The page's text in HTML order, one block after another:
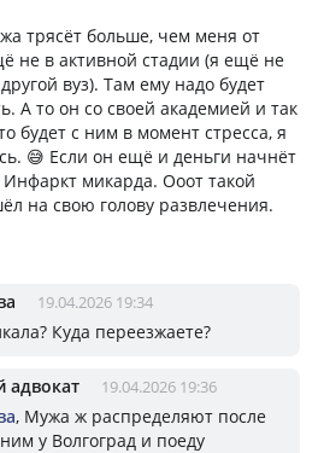
трясёт больше, чем меня от
не в активной стадии (я ещё не
вуз). Там ему надо будет
А то он со своей академией и так
будет с ним в момент стресса, я
😅 Если он ещё и деньги начнёт
Инфаркт микарда. Ооот такой
на свою голову развлечения.
19.04.2026 19:34
Куда переезжаете?
адвокат 19.04.2026 19:36
, Мужа ж распределяют после
у Волгоград и поеду